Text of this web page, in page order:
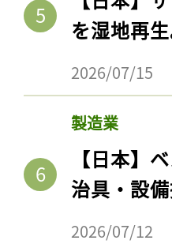
を湿地再
2026/07/15
製造業
【日本】
治具・設
2026/07/12